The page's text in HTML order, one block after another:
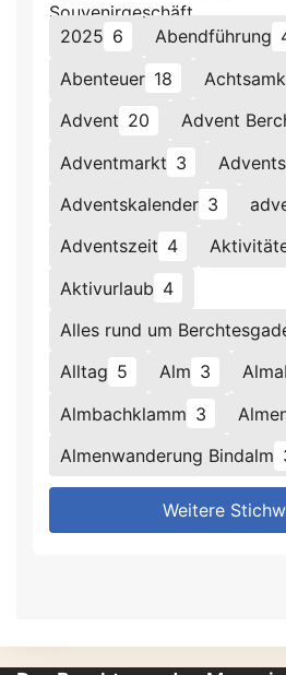
2025 6 Abendführung
Abenteuer 18
Advent 20 Advent
Adventmarkt 3
Adventskalender 3
Adventszeit 4
Aktivurlaub 4
Alles rund um
Alltag 5 Alm 3
Almbachklamm 3
Almenwanderung Bindalm
Weitere